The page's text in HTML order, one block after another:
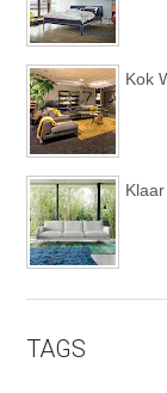
Kok
TAGS